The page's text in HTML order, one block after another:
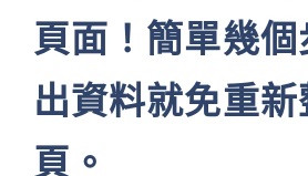
頁面！簡單幾
出資料就免重新
頁。